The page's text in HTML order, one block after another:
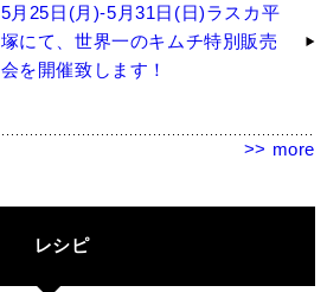
5月25日(月)-5月31日(日)ラスカ平
塚にて、世界一のキムチ特別販売
会を開催致します！
>> more
レシピ